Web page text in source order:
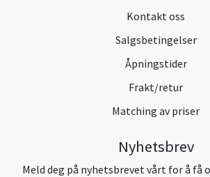
Kontakt oss
Salgsbetingelser
Åpningstider
Frakt/retur
Matching av priser
Nyhetsbrev
Meld deg på nyhetsbrevet vårt for å få